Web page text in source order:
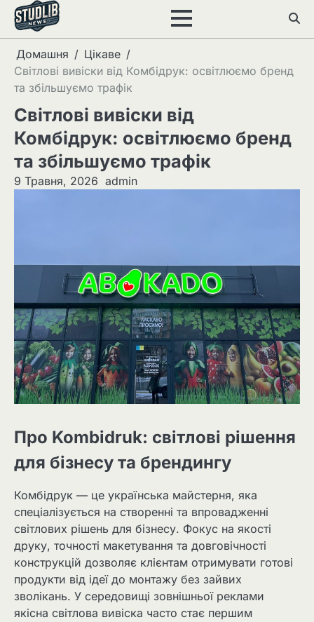
Перейти
вмісту
Домашня
Цікаве
Світлові вивіски від Комбідрук: освітлюємо бренд
та збільшуємо трафік
Світлові вивіски від
Комбідрук: освітлюємо бренд
та збільшуємо трафік
9 Травня, 2026 admin
Про Kombidruk: світлові рішення
для бізнесу та брендингу
Комбідрук — це українська майстерня, яка
спеціалізується на створенні та впровадженні
світлових рішень для бізнесу. Фокус на якості
друку, точності макетування та довговічності
конструкцій дозволяє клієнтам отримувати готові
продукти від ідеї до монтажу без зайвих
зволікань. У середовищі зовнішньої реклами
якісна світлова вивіска часто стає першим